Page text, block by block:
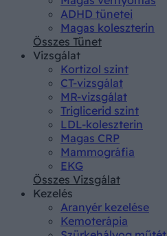
ADHD tünetei
Magas koleszterin
Összes Tünet
Vizsgálat
Kortizol szint
CT-vizsgálat
MR-vizsgálat
Triglicerid szint
LDL-koleszterin
Magas CRP
Mammográfia
EKG
Összes Vizsgálat
Kezelés
Aranyér kezelése
Kemoterápia